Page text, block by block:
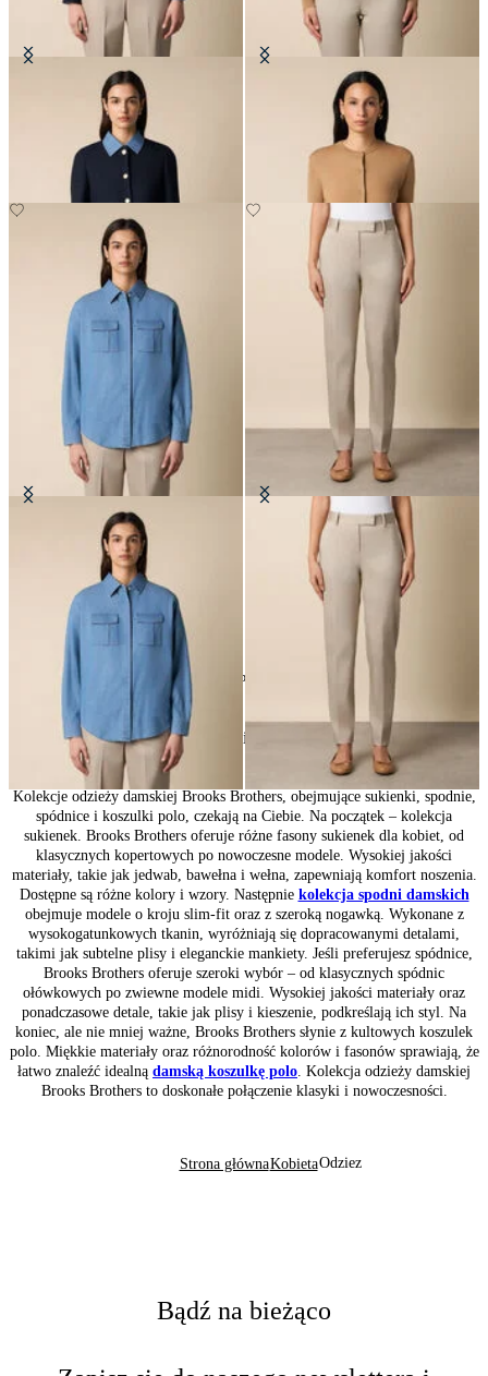
Marynarka z wełny z złotymi
PLN 1,355
Kardigan z wełny merynosowej
Boxy koszula z bawełny z kieszenią
Spodnie z elastycznej bawełny
PLN 297.50
produktów
Kolekcja odzieży damskiej
Kolekcje odzieży damskiej Brooks Brothers, obejmujące sukienki, spodnie,
spódnice i koszulki polo, czekają na Ciebie. Na początek – kolekcja
sukienek. Brooks Brothers oferuje różne fasony sukienek dla kobiet, od
klasycznych kopertowych po nowoczesne modele. Wysokiej jakości
materiały, takie jak jedwab, bawełna i wełna, zapewniają komfort noszenia.
Dostępne są różne kolory i wzory. Następnie kolekcja spodni damskich
obejmuje modele o kroju slim-fit oraz z szeroką nogawką. Wykonane z
wysokogatunkowych tkanin, wyróżniają się dopracowanymi detalami,
takimi jak subtelne plisy i eleganckie mankiety. Jeśli preferujesz spódnice,
Brooks Brothers oferuje szeroki wybór – od klasycznych spódnic
ołówkowych po zwiewne modele midi. Wysokiej jakości materiały oraz
ponadczasowe detale, takie jak plisy i kieszenie, podkreślają ich styl. Na
koniec, ale nie mniej ważne, Brooks Brothers słynie z kultowych koszulek
polo. Miękkie materiały oraz różnorodność kolorów i fasonów sprawiają, że
łatwo znaleźć idealną damską koszulkę polo. Kolekcja odzieży damskiej
Brooks Brothers to doskonałe połączenie klasyki i nowoczesności.
Strona głównaKobietaOdziez
Bądź na bieżąco